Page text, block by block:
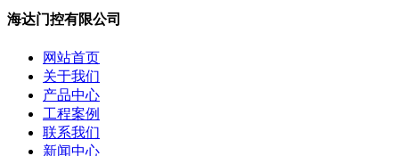
海达门控有限公司
网站首页
关于我们
产品中心
工程案例
联系我们
新闻中心